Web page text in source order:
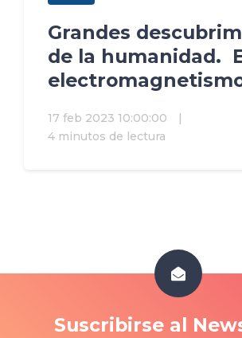
Grandes
de la humanidad.
17 feb 2023 10:00:00
|
4 minutos de lectura
Suscribirse al